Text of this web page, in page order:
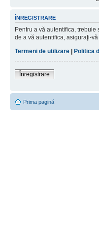
ÎNREGISTRARE
Pentru a vă autentifica,
de a vă autentifica, asiguraţi-
Termeni de utilizare | Politica
Înregistrare
Prima pagină